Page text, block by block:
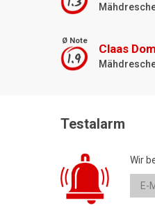
Ø Note
1.9
Claas
Testalarm
Wir